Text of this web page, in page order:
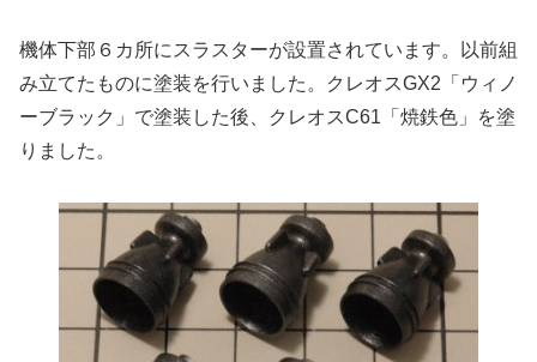
機体下部６カ所にスラスターが設置されています。以前組
み立てたものに塗装を行いました。クレオスGX2「ウィノ
ーブラック」で塗装した後、クレオスC61「焼鉄色」を塗
りました。